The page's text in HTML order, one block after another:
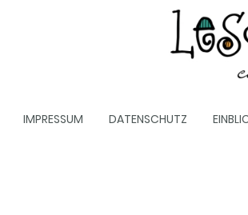
IMPRESSUM DATENSCHUTZ